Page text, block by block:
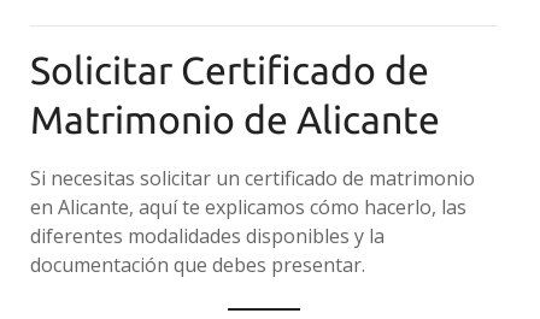
Solicitar Certificado de
Matrimonio de Alicante
Si necesitas solicitar un certificado de matrimonio
en Alicante, aquí te explicamos cómo hacerlo, las
diferentes modalidades disponibles y la
documentación que debes presentar.